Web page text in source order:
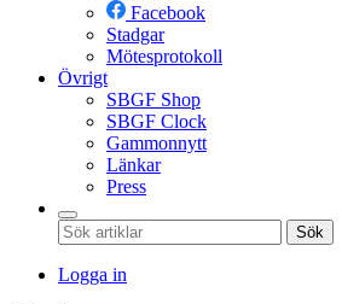
Facebook
Stadgar
Mötesprotokoll
Övrigt
SBGF Shop
SBGF Clock
Gammonnytt
Länkar
Press
Sök
Logga in